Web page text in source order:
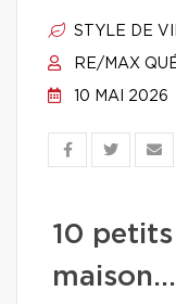
STYLE DE
RE/MAX
10 MAI 2026
10